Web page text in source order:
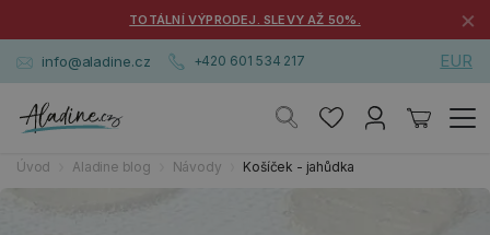
TOTÁLNÍ VÝPRODEJ. SLEVY AŽ 50%. ×
info@aladine.cz +420 601 534 217 EUR
Úvod Aladine blog Návody Košíček - jahůdka